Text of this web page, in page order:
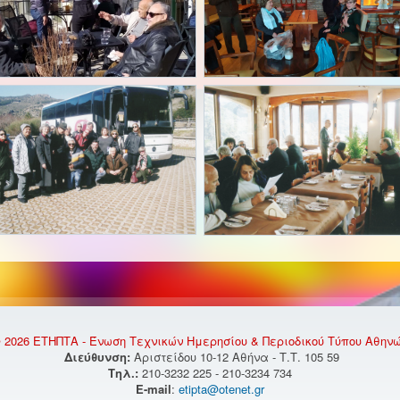
ΕΤΗΠΤΑ - Ένωση Τεχνικών Ημερησίου & Περιοδικού Τύπου
Διεύθυνση: Αριστείδου 10-12 Αθήνα - Τ.Τ. 105 59
Τηλ.: 210-3232 225 - 210-3234 734
E-mail: etipta@otenet.gr